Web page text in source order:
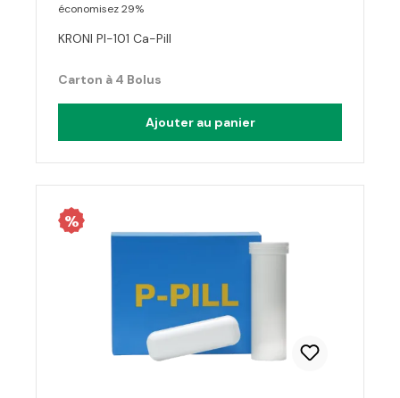
économisez 29%
KRONI PI-101 Ca-Pill
Carton à 4 Bolus
Ajouter au panier
%